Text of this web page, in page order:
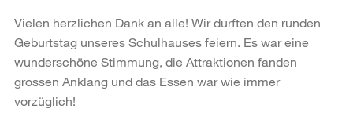
Vielen herzlichen Dank an alle! Wir durften den runden
Geburtstag unseres Schulhauses feiern. Es war eine
wunderschöne Stimmung, die Attraktionen fanden
grossen Anklang und das Essen war wie immer
vorzüglich!